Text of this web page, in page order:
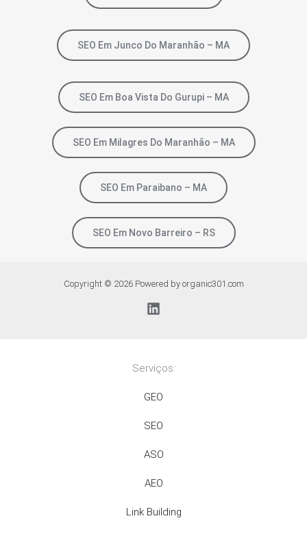
SEO Em Junco Do Maranhão – MA
SEO Em Boa Vista Do Gurupi – MA
SEO Em Milagres Do Maranhão – MA
SEO Em Paraibano – MA
SEO Em Novo Barreiro – RS
Copyright © 2026 Powered by organic301.com
Serviços:
GEO
SEO
ASO
AEO
Link Building